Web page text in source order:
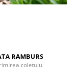
RAMBURS
coletului